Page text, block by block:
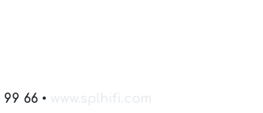
99 66 •